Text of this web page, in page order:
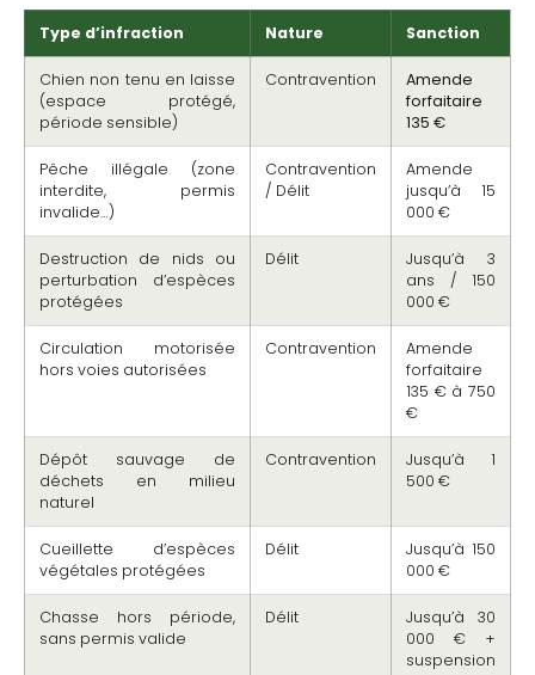
Type d’infraction Nature Sanction
Chien non tenu en laisse
(espace protégé,
période sensible)
Contravention
Amende
forfaitaire
135 €
Pêche illégale (zone
interdite, permis
invalide…)
Contravention
/ Délit
Amende
jusqu’à 15
000 €
Destruction de nids ou
perturbation d’espèces
protégées
Délit
Jusqu’à 3
ans / 150
000 €
Circulation motorisée
hors voies autorisées
Contravention
Amende
forfaitaire
135 € à 750
€
Dépôt sauvage de
déchets en milieu
naturel
Contravention
Jusqu’à 1
500 €
Cueillette d’espèces
végétales protégées
Délit
Jusqu’à 150
000 €
Chasse hors période,
sans permis valide
Délit
Jusqu’à 30
000 € +
suspension